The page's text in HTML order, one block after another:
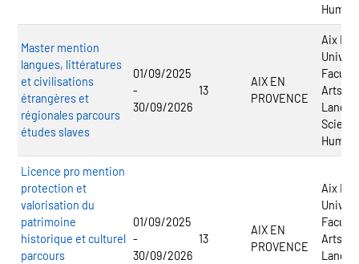
Master mention
langues, littératures
et civilisations
étrangères et
régionales parcours
études slaves
01/09/2025
-
30/09/2026
13
AIX EN
PROVENCE
Aix
Arts,
Licence pro mention
protection et
valorisation du
patrimoine
historique et culturel
parcours
01/09/2025
-
30/09/2026
13
AIX EN
PROVENCE
Aix
Arts,